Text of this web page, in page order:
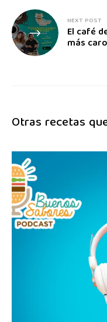
NEXT POST
El café
más
Otras recetas